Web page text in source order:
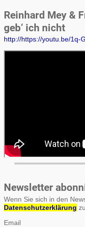
Reinhard Mey &
geb‘ ich nicht
http://https://youtu.be/1q-
Newsletter
Wenn Sie sich in den
Datenschutzerklärung zu.
Email